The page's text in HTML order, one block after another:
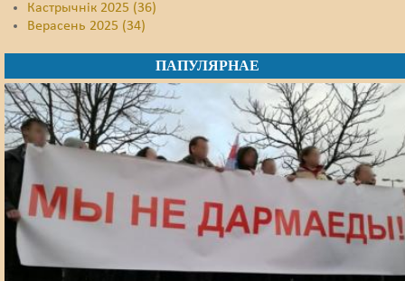
Кастрычнік 2025 (36)
Верасень 2025 (34)
ПАПУЛЯРНАЕ